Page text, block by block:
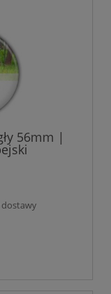
56mm |
dostawy